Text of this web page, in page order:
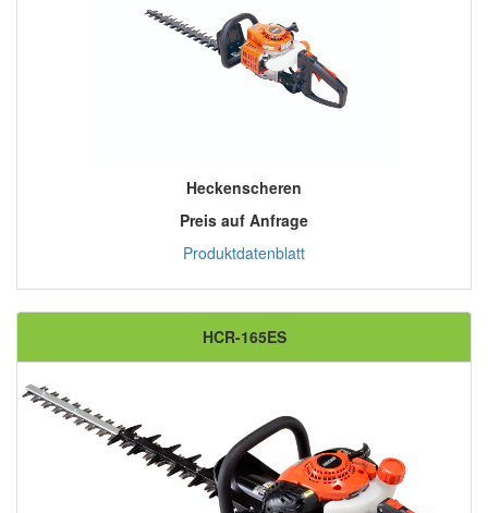
Heckenscheren
Preis auf Anfrage
Produktdatenblatt
HCR-165ES